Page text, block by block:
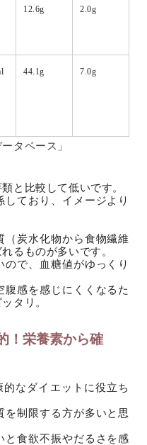
12.6g 2.0g
44.1g 7.0g
タベース」
と比較して低いです。
しており、イメージより
（炭水化物から食物繊維
るものが多いです。
で、血糖値がゆっくり
腹感を感じにくくなるた
タリ。
！栄養素から確
なダイエットに役立ち
を制限する方が多いと思
と食欲不振やだるさを感